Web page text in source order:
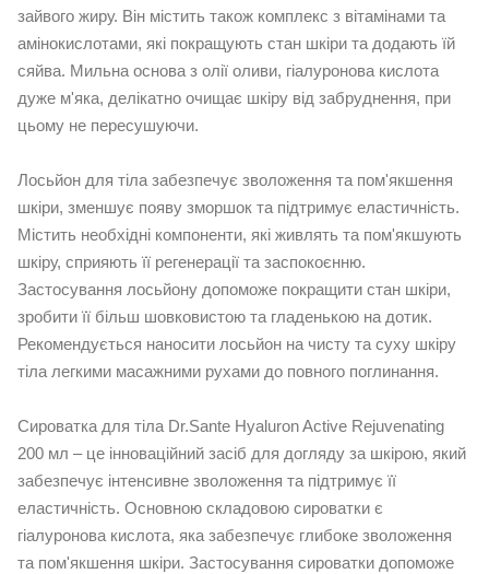
зайвого жиру. Він містить також комплекс з вітамінами та
амінокислотами, які покращують стан шкіри та додають їй
сяйва. Мильна основа з олії оливи, гіалуронова кислота
дуже м'яка, делікатно очищає шкіру від забруднення, при
цьому не пересушуючи.
Лосьйон для тіла забезпечує зволоження та пом'якшення
шкіри, зменшує появу зморшок та підтримує еластичність.
Містить необхідні компоненти, які живлять та пом'якшують
шкіру, сприяють її регенерації та заспокоєнню.
Застосування лосьйону допоможе покращити стан шкіри,
зробити її більш шовковистою та гладенькою на дотик.
Рекомендується наносити лосьйон на чисту та суху шкіру
тіла легкими масажними рухами до повного поглинання.
Сироватка для тіла Dr.Sante Hyaluron Active Rejuvenating
200 мл – це інноваційний засіб для догляду за шкірою, який
забезпечує інтенсивне зволоження та підтримує її
еластичність. Основною складовою сироватки є
гіалуронова кислота, яка забезпечує глибоке зволоження
та пом'якшення шкіри. Застосування сироватки допоможе